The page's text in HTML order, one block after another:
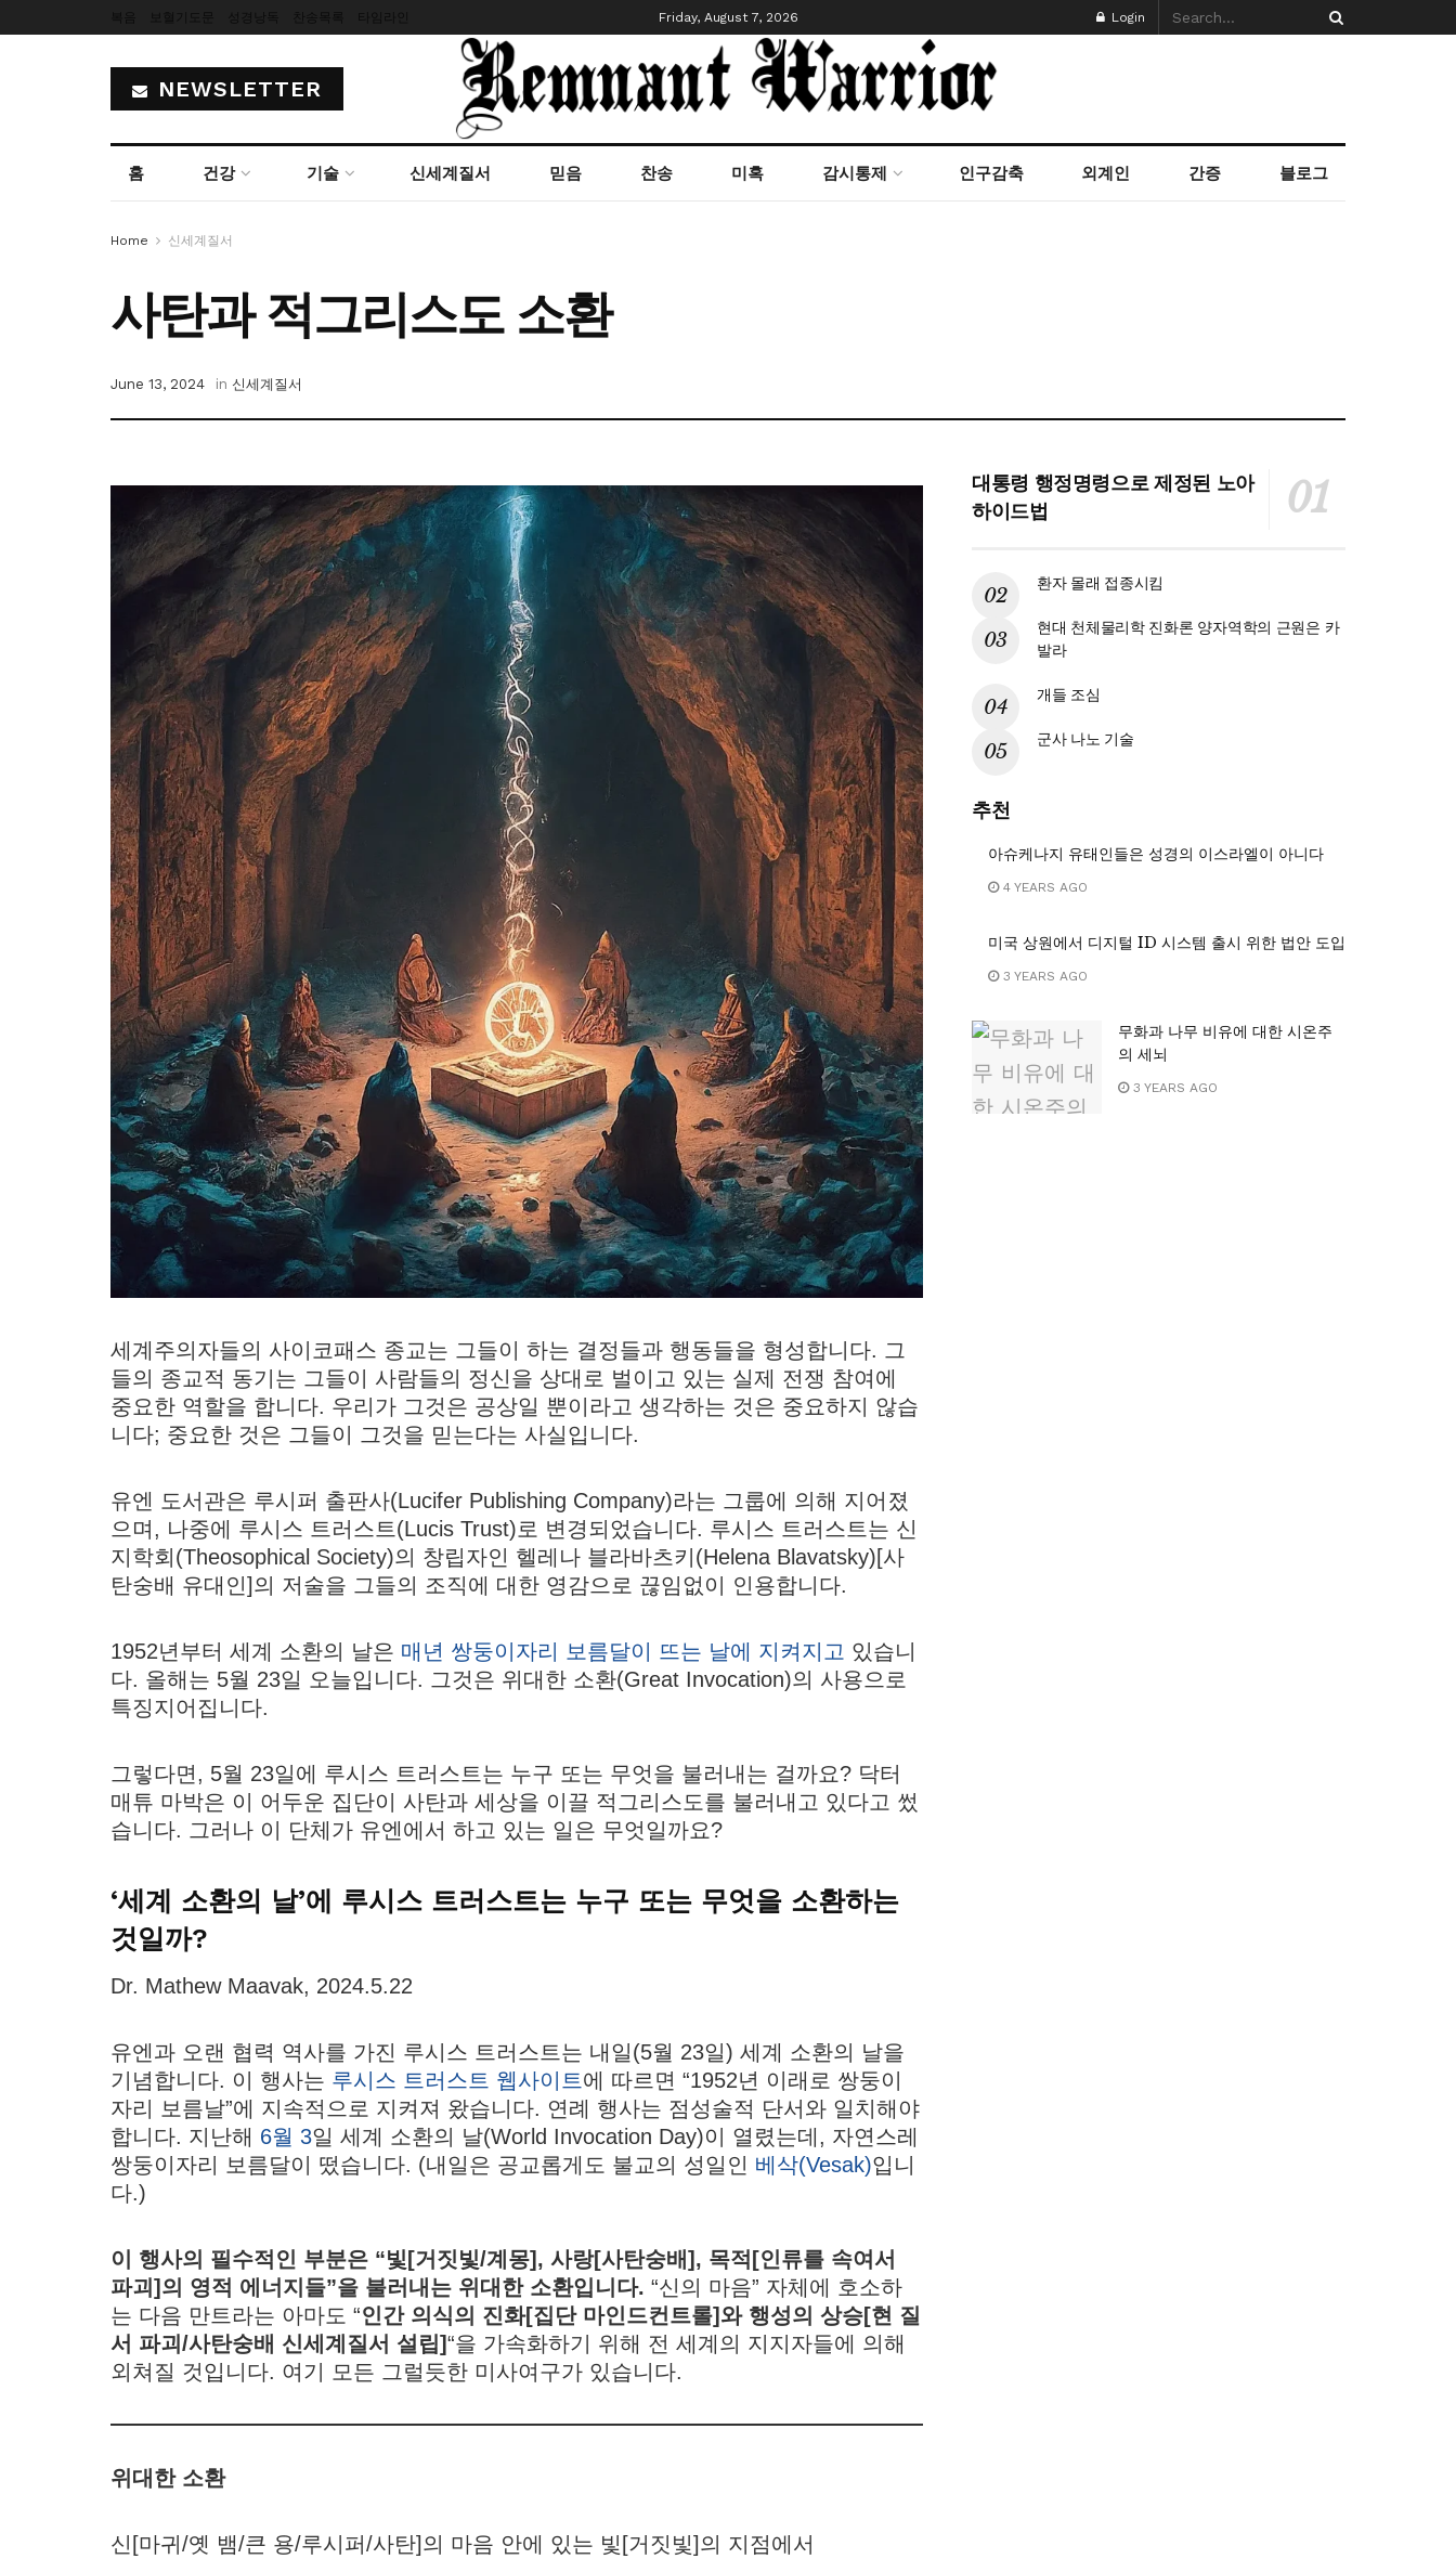
Friday, August 7, 2026 Login
NEWSLETTER
홈 건강 기술 신세계질서 믿음 찬송 미혹 감시통제 인구감축 외계인 간증 블로그
Home 신세계질서
사탄과 적그리스도 소환
June 13, 2024 in 신세계질서
세계주의자들의 사이코패스 종교는 그들이 하는 결정들과 행동들을 형성합니다. 그
들의 종교적 동기는 그들이 사람들의 정신을 상대로 벌이고 있는 실제 전쟁 참여에
중요한 역할을 합니다. 우리가 그것은 공상일 뿐이라고 생각하는 것은 중요하지 않습
니다; 중요한 것은 그들이 그것을 믿는다는 사실입니다.
유엔 도서관은 루시퍼 출판사(Lucifer Publishing Company)라는 그룹에 의해 지어졌
으며, 나중에 루시스 트러스트(Lucis Trust)로 변경되었습니다. 루시스 트러스트는 신
지학회(Theosophical Society)의 창립자인 헬레나 블라바츠키(Helena Blavatsky)[사
탄숭배 유대인]의 저술을 그들의 조직에 대한 영감으로 끊임없이 인용합니다.
1952년부터 세계 소환의 날은 매년 쌍둥이자리 보름달이 뜨는 날에 지켜지고 있습니
다. 올해는 5월 23일 오늘입니다. 그것은 위대한 소환(Great Invocation)의 사용으로
특징지어집니다.
그렇다면, 5월 23일에 루시스 트러스트는 누구 또는 무엇을 불러내는 걸까요? 닥터
매튜 마박은 이 어두운 집단이 사탄과 세상을 이끌 적그리스도를 불러내고 있다고 썼
습니다. 그러나 이 단체가 유엔에서 하고 있는 일은 무엇일까요?
‘세계 소환의 날’에 루시스 트러스트는 누구 또는 무엇을 소환하는
것일까?
Dr. Mathew Maavak, 2024.5.22
유엔과 오랜 협력 역사를 가진 루시스 트러스트는 내일(5월 23일) 세계 소환의 날을
기념합니다. 이 행사는 루시스 트러스트 웹사이트에 따르면 “1952년 이래로 쌍둥이
자리 보름날”에 지속적으로 지켜져 왔습니다. 연례 행사는 점성술적 단서와 일치해야
합니다. 지난해 6월 3일 세계 소환의 날(World Invocation Day)이 열렸는데, 자연스레
쌍둥이자리 보름달이 떴습니다. (내일은 공교롭게도 불교의 성일인 베삭(Vesak)입니
다.)
이 행사의 필수적인 부분은 “빛[거짓빛/계몽], 사랑[사탄숭배], 목적[인류를 속여서
파괴]의 영적 에너지들”을 불러내는 위대한 소환입니다. “신의 마음” 자체에 호소하
는 다음 만트라는 아마도 “인간 의식의 진화[집단 마인드컨트롤]와 행성의 상승[현 질
서 파괴/사탄숭배 신세계질서 설립]“을 가속화하기 위해 전 세계의 지지자들에 의해
외쳐질 것입니다. 여기 모든 그럴듯한 미사여구가 있습니다.
위대한 소환
신[마귀/옛 뱀/큰 용/루시퍼/사탄]의 마음 안에 있는 빛[거짓빛]의 지점에서
대통령 행정명령으로 제정된 노아
하이드법
환자 몰래 접종시킴
현대 천체물리학 진화론 양자역학의 근원은 카
발라
개들 조심
군사 나노 기술
추천
아슈케나지 유태인들은 성경의 이스라엘이 아니다
4 YEARS AGO
미국 상원에서 디지털 ID 시스템 출시 위한 법안 도입
3 YEARS AGO
무화과 나무 비유에 대한 시온주
의 세뇌
3 YEARS AGO